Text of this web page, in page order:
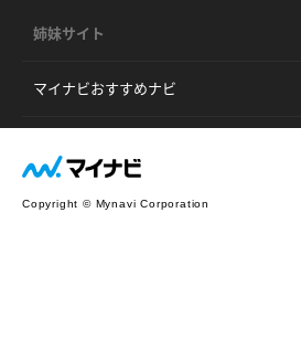
姉妹サイト
マイナビおすすめナビ
Copyright © Mynavi Corporation